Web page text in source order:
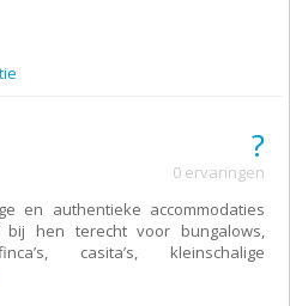
?
0 ervaringen
en authentieke accommodaties
hen terecht voor bungalows,
casita’s, kleinschalige